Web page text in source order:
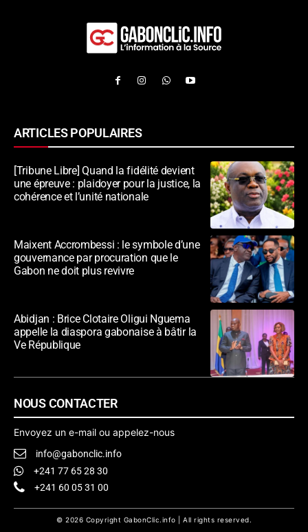
ARTICLES POPULAIRES
[Tribune Libre] Quand la fidélité devient
une épreuve : plaidoyer pour la justice, la
cohérence et l’unité nationale
Maixent Accrombessi : le symbole d’une
gouvernance par procuration que le
Gabon ne doit plus revivre
Abidjan : Brice Clotaire Oligui Nguema
appelle la diaspora gabonaise à bâtir la
Ve République
NOUS CONTACTER
Envoyez un e-mail ou appelez-nous
info@gabonclic.info
+241 77 65 28 30
+241 60 05 31 00
© 2026 Copyright GabonClic.info | All rights reserved.